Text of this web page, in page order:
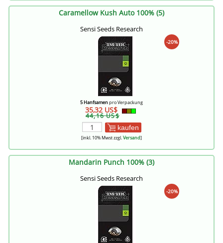
Caramellow Kush Auto 100% (5)
Sensi Seeds Research
-20%
5 Hanfsamenpro Verpackung
35,32 US$
44,16 US$
kaufen
[inkl. 10% Mwst zzgl.Versand]
Mandarin Punch 100% (3)
Sensi Seeds Research
-20%